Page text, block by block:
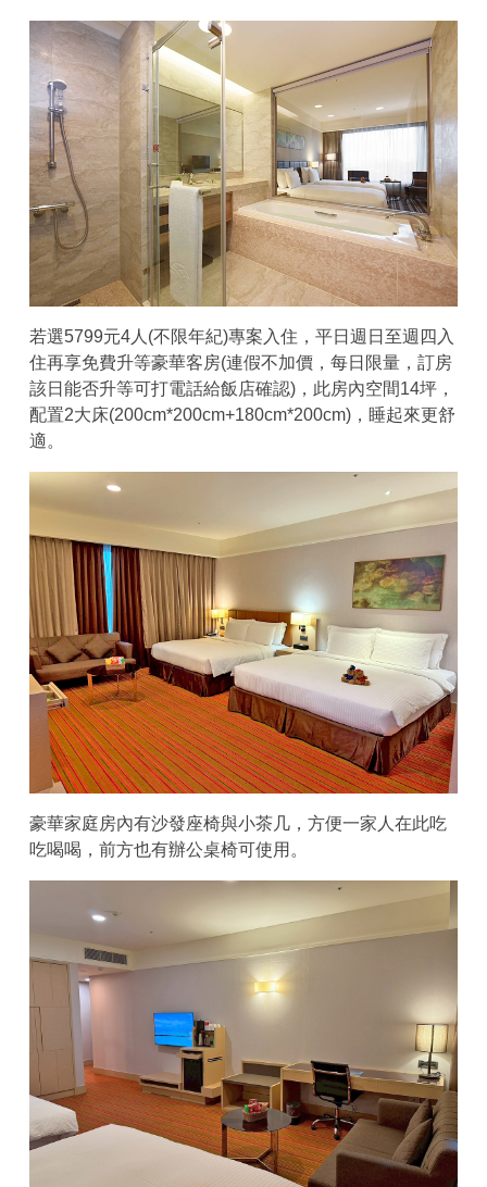
若選5799元4人(不限年紀)專案入住，平日週日至週四入
住再享免費升等豪華客房(連假不加價，每日限量，訂房
該日能否升等可打電話給飯店確認)，此房內空間14坪，
配置2大床(200cm*200cm+180cm*200cm)，睡起來更舒
適。
豪華家庭房內有沙發座椅與小茶几，方便一家人在此吃
吃喝喝，前方也有辦公桌椅可使用。